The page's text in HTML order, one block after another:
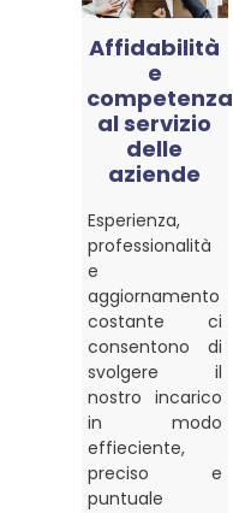
Affidabilità
e
competenza
al servizio
delle
aziende
Esperienza,
professionalità
e
aggiornamento
costante ci
consentono di
svolgere il
nostro incarico
in modo
effieciente,
preciso e
puntuale